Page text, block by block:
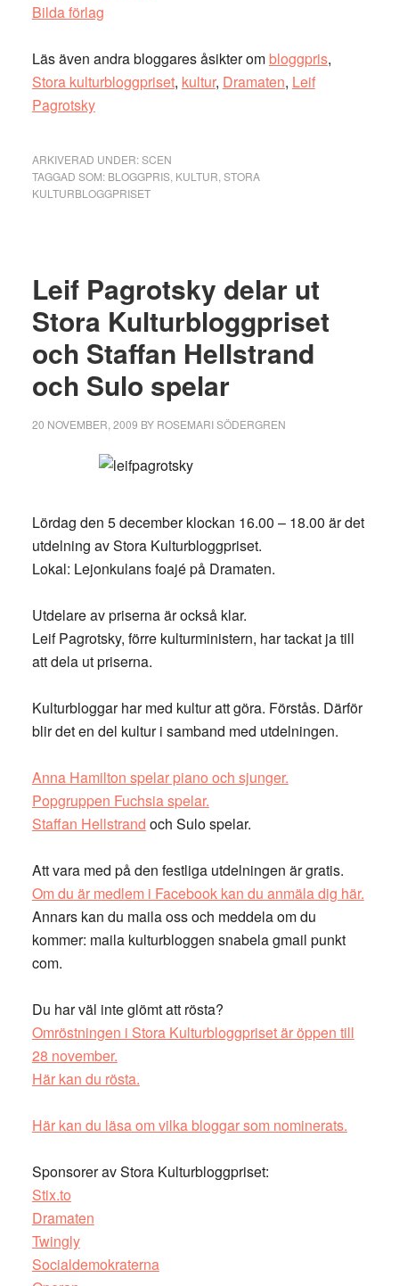
Bilda förlag
Läs även andra bloggares åsikter om bloggpris,
Stora kulturbloggpriset, kultur, Dramaten, Leif
Pagrotsky
ARKIVERAD UNDER:SCEN
TAGGAD SOM: BLOGGPRIS, KULTUR STORA
KULTURBLOGGPRISET
Leif Pagrotsky delar ut
Stora Kulturbloggpriset
och Staffan Hellstrand
och Sulo spelar
20 NOVEMBER, 2009 BY ROSEMARI SÖDERGREN
Lördag den 5 december klockan 16.00 – 18.00 är det
utdelning av Stora Kulturbloggpriset.
Lokal: Lejonkulans foajé på Dramaten.
Utdelare av priserna är också klar.
Leif Pagrotsky, förre kulturministern, har tackat ja till
att dela ut priserna.
Kulturbloggar har med kultur att göra. Förstås. Därför
blir det en del kultur i samband med utdelningen.
Anna Hamilton spelar piano och sjunger.
Popgruppen Fuchsia spelar.
Staffan Hellstrand och Sulo spelar.
Att vara med på den festliga utdelningen är gratis.
Om du är medlem i Facebook kan du anmäla dig här.
Annars kan du maila oss och meddela om du
kommer: maila kulturbloggen snabela gmail punkt
com.
Du har väl inte glömt att rösta?
Omröstningen i Stora Kulturbloggpriset är öppen till
28 november.
Här kan du rösta.
Här kan du läsa om vilka bloggar som nominerats.
Sponsorer av Stora Kulturbloggpriset:
Stix.to
Dramaten
Twingly
Socialdemokraterna